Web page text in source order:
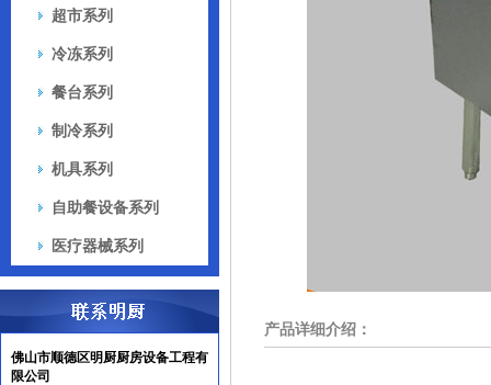
超市系列
冷冻系列
餐台系列
制冷系列
机具系列
自助餐设备系列
医疗器械系列
佛山市顺德区明厨厨房设备工程有
限公司
产品详细介绍：